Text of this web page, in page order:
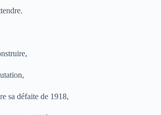
sa défaite de 1918,